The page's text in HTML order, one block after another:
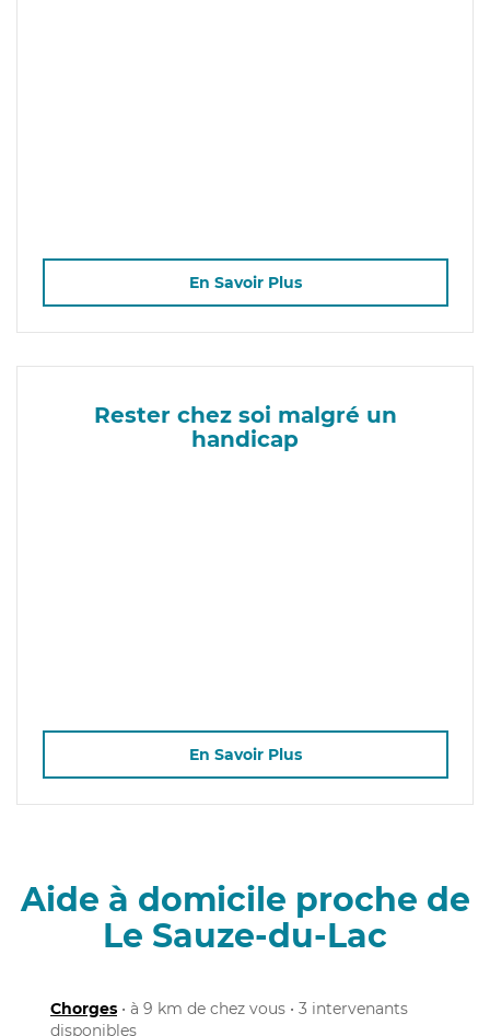
En Savoir Plus
Rester chez soi malgré un
handicap
En Savoir Plus
Aide à domicile proche de
Le Sauze-du-Lac
Chorges • à 9 km de chez vous • 3 intervenants
disponibles